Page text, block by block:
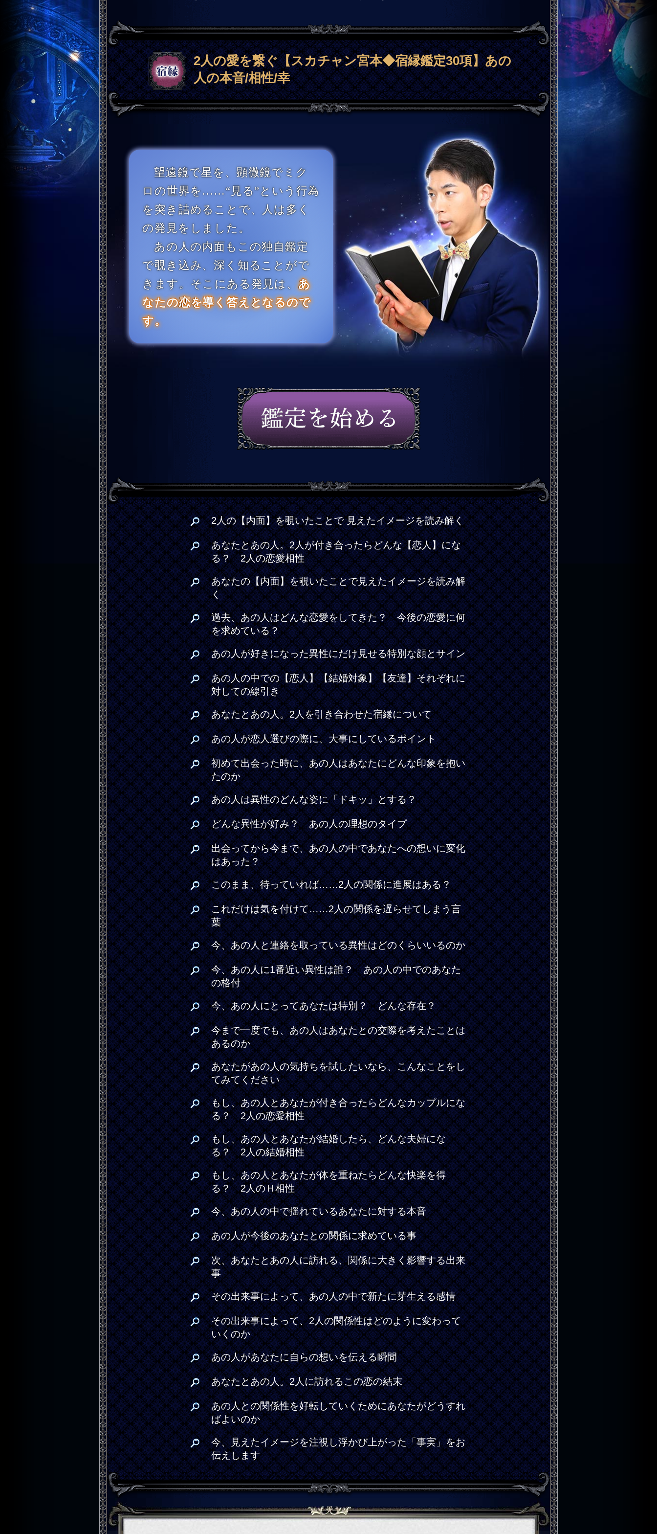
2人の愛を繋ぐ【スカチャン宮本◆宿縁鑑定30項】あの
人の本音/相性/幸
望遠鏡で星を、顕微鏡でミク
ロの世界を……“見る”という行為
を突き詰めることで、人は多く
の発見をしました。
あの人の内面もこの独自鑑定
で覗き込み、深く知ることがで
きます。そこにある発見は、あ
なたの恋を導く答えとなるので
す。
2人の【内面】を覗いたことで 見えたイメージを読み解く
あなたとあの人。2人が付き合ったらどんな【恋人】にな
る？ 2人の恋愛相性
あなたの【内面】を覗いたことで見えたイメージを読み解
く
過去、あの人はどんな恋愛をしてきた？ 今後の恋愛に何
を求めている？
あの人が好きになった異性にだけ見せる特別な顔とサイン
あの人の中での【恋人】【結婚対象】【友達】それぞれに
対しての線引き
あなたとあの人。2人を引き合わせた宿縁について
あの人が恋人選びの際に、大事にしているポイント
初めて出会った時に、あの人はあなたにどんな印象を抱い
たのか
あの人は異性のどんな姿に「ドキッ」とする？
どんな異性が好み？ あの人の理想のタイプ
出会ってから今まで、あの人の中であなたへの想いに変化
はあった？
このまま、待っていれば……2人の関係に進展はある？
これだけは気を付けて……2人の関係を遅らせてしまう言
葉
今、あの人と連絡を取っている異性はどのくらいいるのか
今、あの人に1番近い異性は誰？ あの人の中でのあなた
の格付
今、あの人にとってあなたは特別？ どんな存在？
今まで一度でも、あの人はあなたとの交際を考えたことは
あるのか
あなたがあの人の気持ちを試したいなら、こんなことをし
てみてください
もし、あの人とあなたが付き合ったらどんなカップルにな
る？ 2人の恋愛相性
もし、あの人とあなたが結婚したら、どんな夫婦にな
る？ 2人の結婚相性
もし、あの人とあなたが体を重ねたらどんな快楽を得
る？ 2人のＨ相性
今、あの人の中で揺れているあなたに対する本音
あの人が今後のあなたとの関係に求めている事
次、あなたとあの人に訪れる、関係に大きく影響する出来
事
その出来事によって、あの人の中で新たに芽生える感情
その出来事によって、2人の関係性はどのように変わって
いくのか
あの人があなたに自らの想いを伝える瞬間
あなたとあの人。2人に訪れるこの恋の結末
あの人との関係性を好転していくためにあなたがどうすれ
ばよいのか
今、見えたイメージを注視し浮かび上がった「事実」をお
伝えします